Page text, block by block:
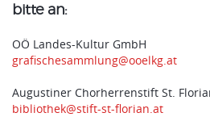
bitte an:
OÖ Landes-Kultur GmbH
grafischesammlung@ooelkg.at
Augustiner Chorherrenstift St.
bibliothek@stift-st-florian.at